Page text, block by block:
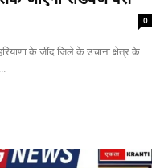
0
के जींद जिले के उचाना क्षेत्र के